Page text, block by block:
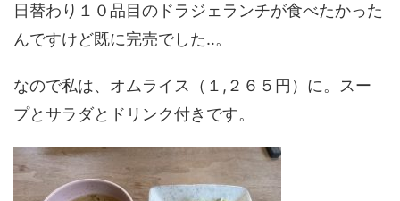
日替わり１０品目のドラジェランチが食べたかった
んですけど既に完売でした‥。
なので私は、オムライス（１,２６５円）に。スー
プとサラダとドリンク付きです。